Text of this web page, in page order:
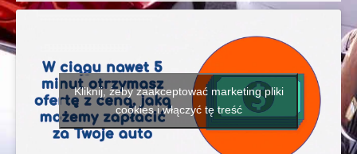
Kliknij, żeby zaakceptować marketing pliki
cookies i włączyć tę treść